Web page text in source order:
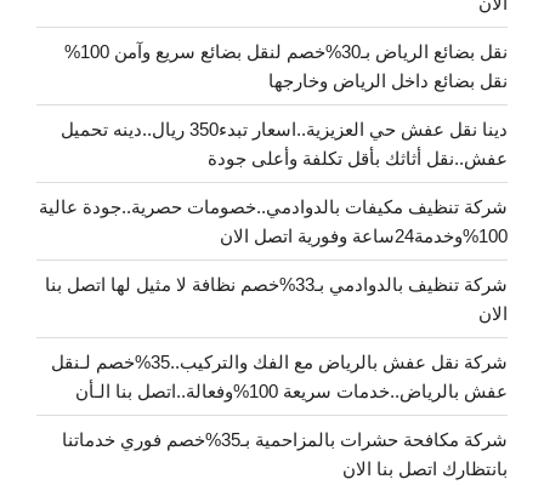
نقل بضائع الرياض بـ30%خصم لنقل بضائع سريع وآمن 100%
نقل بضائع داخل الرياض وخارجها
دينا نقل عفش حي العزيزية..اسعار تبدء350 ريال..دينه تحميل
عفش..نقل أثاثك بأقل تكلفة وأعلى جودة
شركة تنظيف مكيفات بالدوادمي..خصومات حصرية..جودة عالية
100%وخدمة24ساعة وفورية اتصل الان
شركة تنظيف بالدوادمي بـ33%خصم نظافة لا مثيل لها اتصل بنا
الان
شركة نقل عفش بالرياض مع الفك والتركيب..35%خصم لـنقل
عفش بالرياض..خدمات سريعة 100%وفعالة..اتصل بنا الـأن
شركة مكافحة حشرات بالمزاحمية بـ35%خصم فوري خدماتنا
بانتظارك اتصل بنا الان